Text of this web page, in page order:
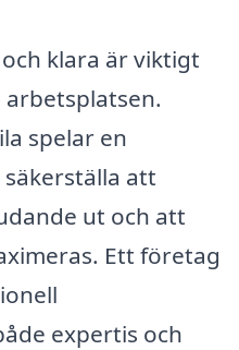
klara är viktigt
spelar en
att
ut och att
Ett företag
expertis och